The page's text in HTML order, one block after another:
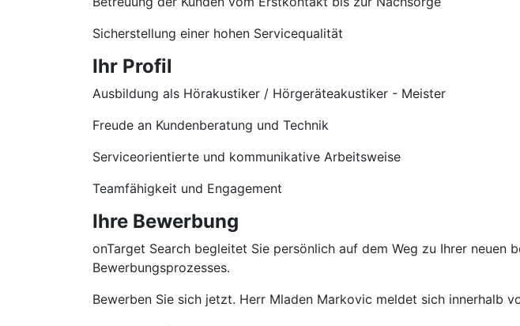
Sicherstellung einer hohen Servicequalität
Ihr Profil
Ausbildung als Hörakustiker / Hörgeräteakustiker - Meister
Freude an Kundenberatung und Technik
Serviceorientierte und kommunikative Arbeitsweise
Teamfähigkeit und Engagement
Ihre Bewerbung
onTarget Search begleitet Sie persönlich auf dem Weg zu Ihrer
Bewerbungsprozesses.
Bewerben Sie sich jetzt. Herr Mladen Markovic meldet sich innerhalb